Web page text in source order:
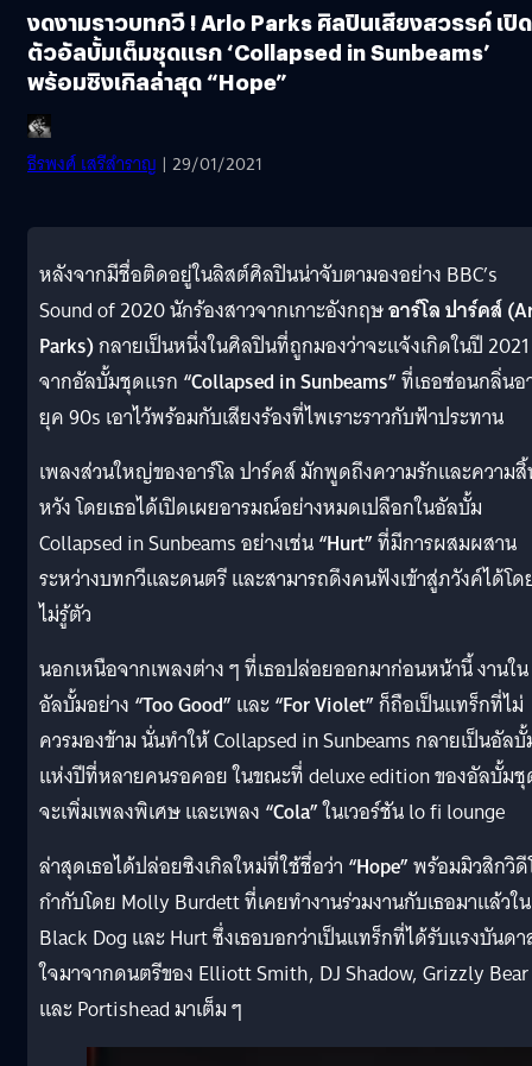
งดงามราวบทกวี ! Arlo Parks ศิลปินเสียงสวรรค์ เปิด
ตัวอัลบั้มเต็มชุดแรก ‘Collapsed in Sunbeams’
พร้อมซิงเกิลล่าสุด “Hope”
ธีรพงศ์ เสรีสำราญ | 29/01/2021
หลังจากมีชื่อติดอยู่ในลิสต์ศิลปินน่าจับตามองอย่าง BBC’s
Sound of 2020 นักร้องสาวจากเกาะอังกฤษอาร์โล ปาร์คส์
Parks)กลายเป็นหนึ่งในศิลปินที่ถูกมองว่าจะแจ้งเกิดในปี 2021
จากอัลบั้มชุดแรก “Collapsed in Sunbeams”ที่เธอซ่อนกลิ่นอ
ยุค 90s เอาไว้พร้อมกับเสียงร้องที่ไพเราะราวกับฟ้าประทาน
เพลงส่วนใหญ่ของอาร์โล ปาร์คส์ มักพูดถึงความรักและความ
หวัง โดยเธอได้เปิดเผยอารมณ์อย่างหมดเปลือกในอัลบั้ม
Collapsed in Sunbeams อย่างเช่น“Hurt”ที่มีการผสมผสาน
ระหว่างบทกวีและดนตรี และสามารถดึงคนฟังเข้าสู่ภวังค์ได้โด
ไม่รู้ตัว
นอกเหนือจากเพลงต่าง ๆ ที่เธอปล่อยออกมาก่อนหน้านี้ งานใน
อัลบั้มอย่าง “Too Good” และ“For Violet”ก็ถือเป็นแทร็กที่ไม่
ควรมองข้าม นั่นทำให้ Collapsed in Sunbeams กลายเป็นอัล
แห่งปีที่หลายคนรอคอย ในขณะที่ deluxe edition ของอัลบั้ม
จะเพิ่มเพลงพิเศษ และเพลง “Cola”ในเวอร์ชัน lo fi lounge
ล่าสุดเธอได้ปล่อยซิงเกิลใหม่ที่ใช้ชื่อว่า “Hope”พร้อมมิวสิกวิดี
กำกับโดย Molly Burdett ที่เคยทำงานร่วมงานกับเธอมาแล้วใน
Black Dog และ Hurt ซึ่งเธอบอกว่าเป็นแทร็กที่ได้รับแรงบันด
ใจมาจากดนตรีของ Elliott Smith, DJ Shadow, Grizzly Bear
และ Portishead มาเต็ม ๆ